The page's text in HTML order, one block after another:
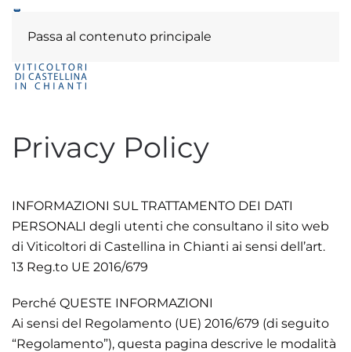
Passa al contenuto principale
Privacy Policy
INFORMAZIONI SUL TRATTAMENTO DEI DATI
PERSONALI degli utenti che consultano il sito web
di Viticoltori di Castellina in Chianti ai sensi dell’art.
13 Reg.to UE 2016/679
Perché QUESTE INFORMAZIONI
Ai sensi del Regolamento (UE) 2016/679 (di seguito
“Regolamento”), questa pagina descrive le modalità